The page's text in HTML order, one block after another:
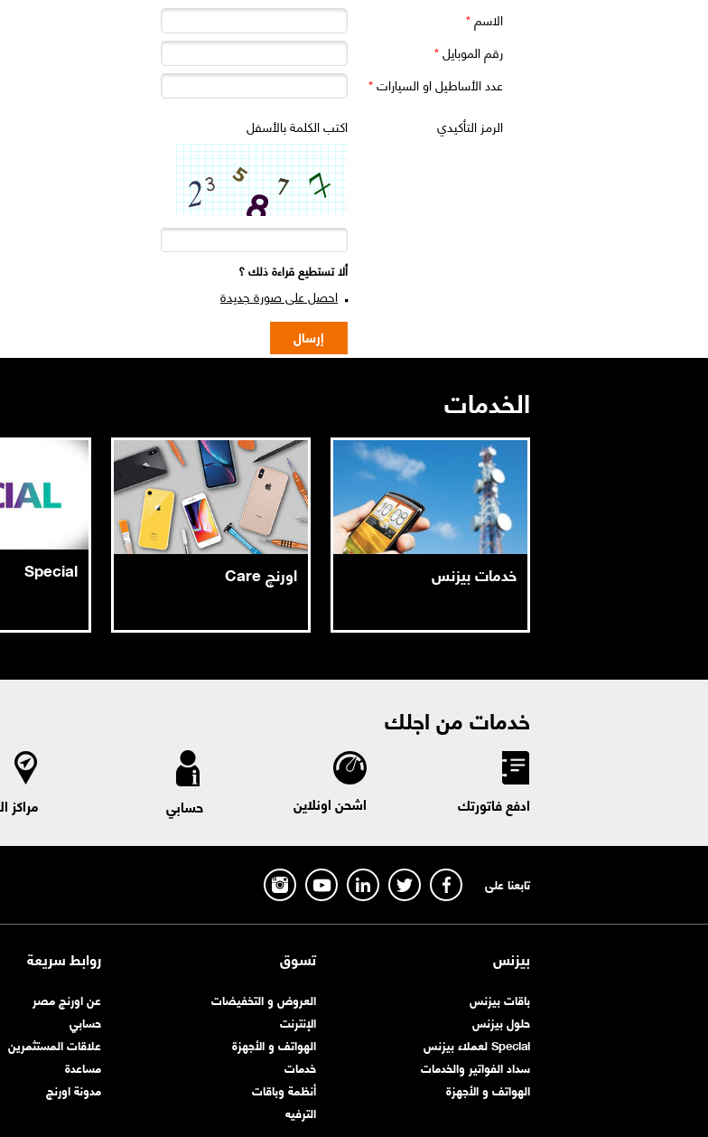
الاسم*
رقم الموبايل*
عدد الأساطيل او السيارات*
الرمز التأكيدي
اكتب الكلمة بالأسفل
ألا تستطيع قراءة ذلك ؟
احصل على صورة جديدة
الخدمات
خدمات بيزنس اورنچ Care Special
خدمات من اجلك
ادفع فاتورتك اشحن اونلاين حسابي مراكز
تابعنا على
بيزنس
باقات بيزنس
حلول بيزنس
Special لعملاء بيزنس
سداد الفواتير والخدمات
الهواتف و الأجهزة
تسوق
العروض و التخفيضات
الإنترنت
الهواتف و الأجهزة
خدمات
أنظمة وباقات
الترفيه
روابط سريعة
عن اورنچ مصر
حسابي
علاقات المستثمرين
مساعدة
مدونة اورنچ